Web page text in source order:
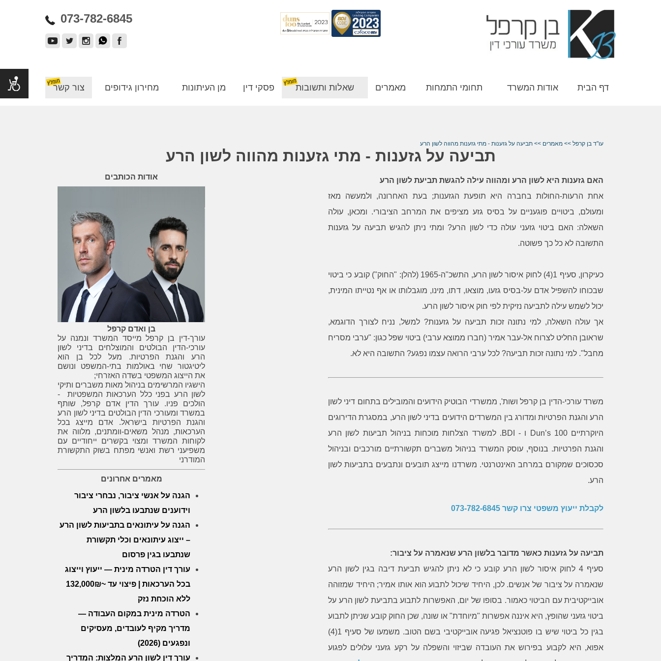
073-782-6845
דף הבית אודות המשרד תחומי התמחות מאמרים שאלות ותשובות פסקי דין מן העיתונות מחירון גידופים צור קשר
עו"ד בן קרפל >> מאמרים >> תביעה על גזענות - מתי גזענות מהווה לשון הרע
תביעה על גזענות - מתי גזענות מהווה לשון הרע
האם גזענות היא לשון הרע ומהווה עילה להגשת תביעת לשון הרע
אחת הרעות-החולות בחברה היא תופעת הגזענות; בעת האחרונה, ולמעשה מאז
ומעולם, ביטויים פוגעניים על בסיס גזע מציפים את המרחב הציבורי. ומכאן, עולה
השאלה: האם ביטוי גזעני עולה כדי לשון הרע? ומתי ניתן להגיש תביעה על גזענות
התשובה לא כל כך פשוטה.
כעיקרון, סעיף 1(4) לחוק איסור לשון הרע, התשכ"ה-1965 (להלן: "החוק") קובע כי ביטוי
שבכוחו להשפיל אדם על-בסיס גזעו, מוצאו, דתו, מינו, מוגבלותו או אף נטייתו המינית,
יכול לשמש עילה לתביעה נזיקית לפי חוק איסור לשון הרע.
אך עולה השאלה, למי נתונה זכות תביעה על גזענות? למשל, נניח לצורך הדוגמא,
שראובן החליט לצרוח אל-עבר אמיר (חברו ממוצא ערבי) ביטוי שפל כגון: "ערבי מסריח
מחבל". למי נתונה זכות תביעה? לכל ערבי הרואה עצמו נפגע? התשובה היא לא.
משרד עורכי-הדין בן קרפל ושות', ממשרדי הבוטיק הידועים והמובילים בתחום דיני לשון
הרע והגנת הפרטיות ומדורג בין המשרדים הידועים בדיני לשון הרע, במסגרת הדירוגים
היוקרתיים Dun’s 100 ו - BDI. למשרד הצלחות מוכחות בניהול תביעות לשון הרע
והגנת הפרטיות. בנוסף, עוסק המשרד בניהול משברים תקשורתיים מורכבים ובניהול
סכסוכים שמקורם במרחב האינטרנטי. משרדנו מייצג תובעים ונתבעים בתביעות לשון
הרע.
לקבלת ייעוץ משפטי צרו קשר 073-782-6845
תביעה על גזענות כאשר מדובר בלשון הרע שנאמרה על ציבור:
סעיף 4 לחוק איסור לשון הרע קובע כי לא ניתן להגיש תביעת דיבה בגין לשון הרע
שנאמרה על ציבור של אנשים. לכן, היחיד שיכול לתבוע הוא אותו אמיר; היחיד שמזוהה
אובייקטיבית עם הביטוי כאמור. בסופו של יום, האפשרות לתבוע בתביעת לשון הרע על
ביטוי גזעני שהופץ, היא איננה אפשרות "מיוחדת" או שונה, שכן החוק קובע שניתן לתבוע
בגין כל ביטוי שיש בו פוטנציאל פגיעה אובייקטיבי בשם הטוב. משמעו של סעיף 1(4)
אפוא, היא לקבוע בפירוש את העובדה שביזוי והשפלה על רקע גזעני עלולים לפגוע
אודות הכותבים
בן ואדם קרפל
עורך-דין בן קרפל מייסד המשרד ונמנה על
עורכי-הדין הבולטים והמוצלחים בדיני לשון
הרע והגנת הפרטיות. מעל לכל בן הוא
ליטיגטור שחי באולמות בתי-המשפט ונושם
את הייצוג המשפטי בשדה האזרחי;
הישגיו המרשימים בניהול מאות משברים ותיקי
לשון הרע בפני כלל הערכאות המשפטיות -
הולכים פניו. עורך הדין אדם קרפל, שותף
במשרד ומעורכי הדין הבולטים בדיני לשון הרע
והגנת הפרטיות בישראל. אדם מייצג בכל
הערכאות, מנהל משאים-וומתנים, מלווה את
לקוחות המשרד ומצוי בקשרים ייחודיים עם
משפיעני רשת ואנשי מפתח בשוק התקשורת
המודרני
מאמרים אחרונים
הגנה על אנשי ציבור, נבחרי ציבור
וידוענים שנתבעו בלשון הרע
הגנה על עיתונאים בתביעות לשון הרע
– ייצוג עיתונאים וכלי תקשורת
שנתבעו בגין פרסום
עורך דין הטרדה מינית — ייעוץ וייצוג
בכל הערכאות | פיצוי עד ~132,000₪
ללא הוכחת נזק
הטרדה מינית במקום העבודה —
מדריך מקיף לעובדים, מעסיקים
ונפגעים (2026)
עורך דין לשון הרע המלצות: המדריך